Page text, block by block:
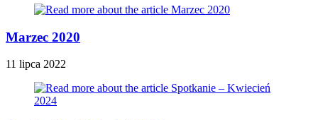
Marzec 2020
11 lipca 2022